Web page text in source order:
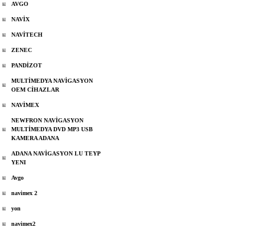
AVGO
NAVİX
NAVİTECH
ZENEC
PANDİZOT
MULTİMEDYA NAVİGASYON
OEM CİHAZLAR
NAVİMEX
NEWFRON NAVİGASYON
MULTİMEDYA DVD MP3 USB
KAMERA ADANA
ADANA NAVİGASYON LU TEYP
YENI
Avgo
navimex 2
yon
navimex2